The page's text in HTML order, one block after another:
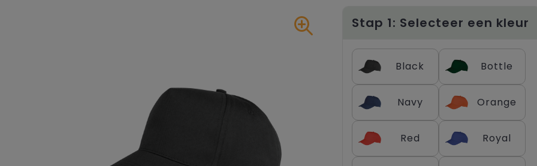
Stap 1: Selecteer een kleur
Black Bottle
Navy Orange
Red Royal